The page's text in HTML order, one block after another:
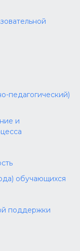
педагогический)
и
обучающихся
поддержки